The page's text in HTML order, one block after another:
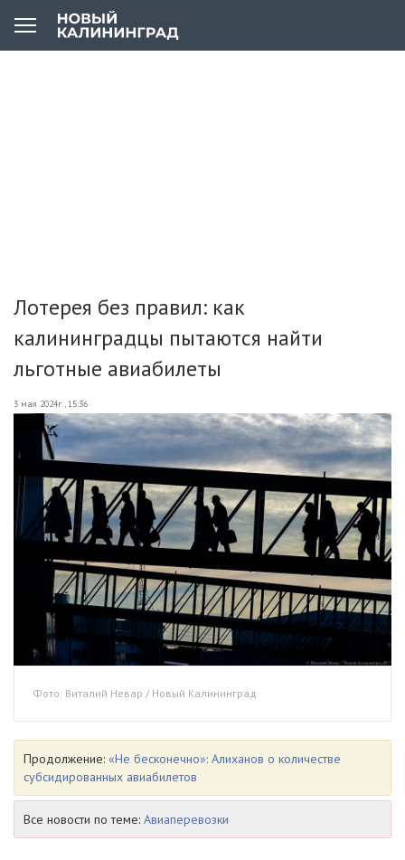
Лотерея без правил: как
калининградцы пытаются найти
льготные авиабилеты
3 мая 2024г., 15:36
Фото: Виталий Невар / Новый Калининград
Продолжение: «Не бесконечно»: Алиханов о количестве
субсидированных авиабилетов
Все новости по теме: Авиаперевозки